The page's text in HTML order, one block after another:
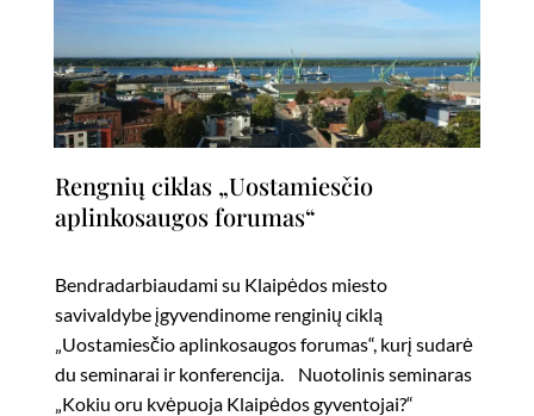
Rengnių ciklas „Uostamiesčio
aplinkosaugos forumas“
Bendradarbiaudami su Klaipėdos miesto
savivaldybe įgyvendinome renginių ciklą
„Uostamiesčio aplinkosaugos forumas“, kurį sudarė
du seminarai ir konferencija. Nuotolinis seminaras
„Kokiu oru kvėpuoja Klaipėdos gyventojai?“